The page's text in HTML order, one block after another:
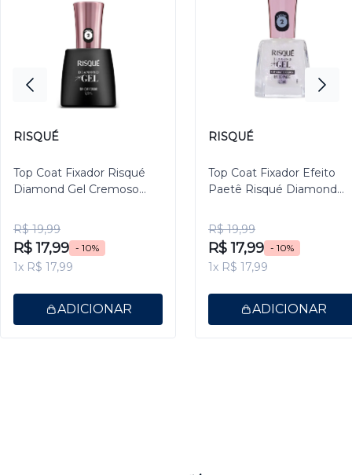
RISQUÉ
Top Coat Fixador Risqué
Diamond Gel Cremoso
R$ 19,99
R$ 17,99 - 10%
1x R$ 17,99
ADICIONAR
RISQUÉ
Top Coat Fixador Efeito
Paetê Risqué Diamond
R$ 19,99
R$ 17,99 - 10%
1x R$ 17,99
ADICIONAR